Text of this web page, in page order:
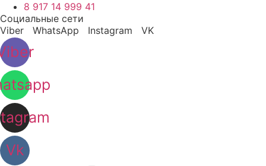
8 917 14 999 41
Социальные сети
Viber WhatsApp Instagram VK
Vk